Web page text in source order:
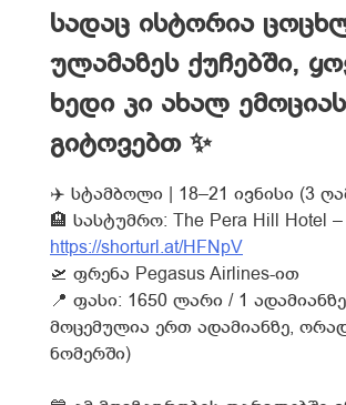
სადაც ისტორია
ულამაზეს ქუჩებში,
ხედი კი ახალ ემოციას
გიტოვებთ ✨
✈️ სტამბოლი | 18–21 ივნისი (3
🏨 სასტუმრო: The Pera Hill Hotel –
https://shorturl.at/HFNpV
🛫 ფრენა Pegasus Airlines-ით
📍 ფასი: 1650 ლარი / 1
მოცემულია ერთ ადამიანზე,
ნომერში)